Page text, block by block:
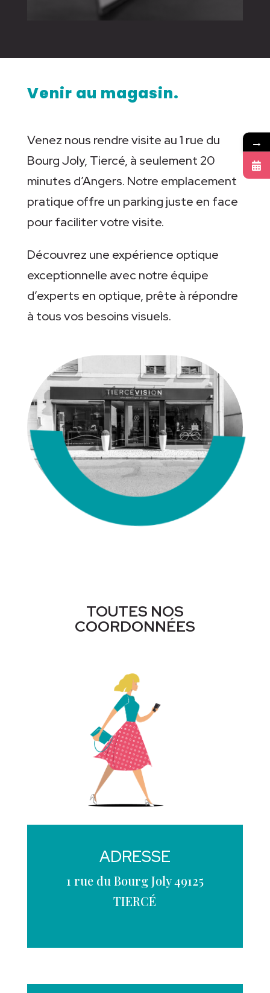
Venir au magasin.
Venez nous rendre visite au 1 rue du
Bourg Joly, Tiercé, à seulement 20
minutes d’Angers. Notre emplacement
pratique offre un parking juste en face
pour faciliter votre visite.
Découvrez une expérience optique
exceptionnelle avec notre équipe
d’experts en optique, prête à répondre
à tous vos besoins visuels.
TOUTES NOS
COORDONNÉES
ADRESSE
1 rue du Bourg Joly 49125
TIERCÉ
→